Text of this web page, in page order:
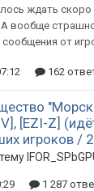
ждать
вообще страшно
от
162
V], [EZI-Z]
игроков /
1 287